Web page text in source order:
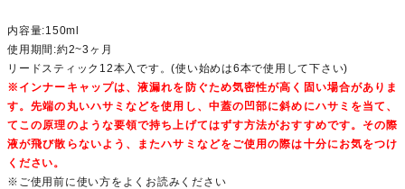
内容量:150ml
使用期間:約2~3ヶ月
リードスティック12本入です。(使い始めは6本で使用して下さい)
※インナーキャップは、液漏れを防ぐため気密性が高く固い場合がありま
す。先端の丸いハサミなどを使用し、中蓋の凹部に斜めにハサミを当て、
てこの原理のような要領で持ち上げてはずす方法がおすすめです。その際
液が飛び散らないよう、またハサミなどをご使用の際は十分にお気をつけ
ください。
※ご使用前に使い方をよくお読みください